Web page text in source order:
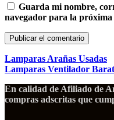
Guarda mi nombre,
navegador para la próxima
Lamparas Arañas Usadas
Lamparas Ventilador
En calidad de Afiliado de
compras adscritas que